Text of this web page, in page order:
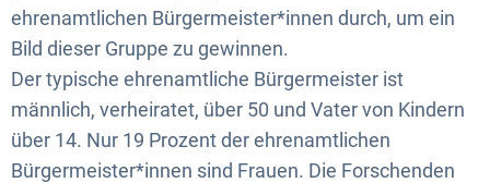
ehrenamtlichen Bürgermeister*innen durch, um ein
Bild dieser Gruppe zu gewinnen.
Der typische ehrenamtliche Bürgermeister ist
männlich, verheiratet, über 50 und Vater von Kindern
über 14. Nur 19 Prozent der ehrenamtlichen
Bürgermeister*innen sind Frauen. Die Forschenden